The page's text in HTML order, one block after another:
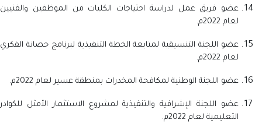
عضو فريق عمل لدراسة احتياجات الكليات من الموظفين والفنيين
لعام 2022م.
عضو اللجنة التنسيقية لمتابعة الخطة التنفيذية لبرنامج حصانة الفكري
لعام 2022م.
عضو اللجنة الوطنية لمكافحة المخدرات بمنطقة عسير لعام 2022م.
عضو اللجنة الإشرافية والتنفيذية لمشروع الاستثمار الأمثل للكوادر
التعليمية لعام 2022م.